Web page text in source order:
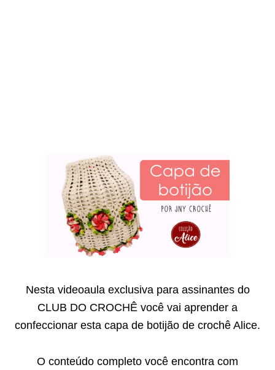
Nesta videoaula exclusiva para assinantes do
CLUB DO CROCHÊ você vai aprender a
confeccionar esta capa de botijão de crochê Alice.
O conteúdo completo você encontra com